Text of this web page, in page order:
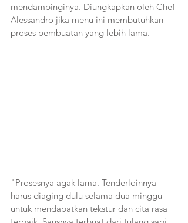
mendampinginya. Diungkapkan oleh Chef
Alessandro jika menu ini membutuhkan
proses pembuatan yang lebih lama.
"Prosesnya agak lama. Tenderloinnya
harus diaging dulu selama dua minggu
untuk mendapatkan tekstur dan cita rasa